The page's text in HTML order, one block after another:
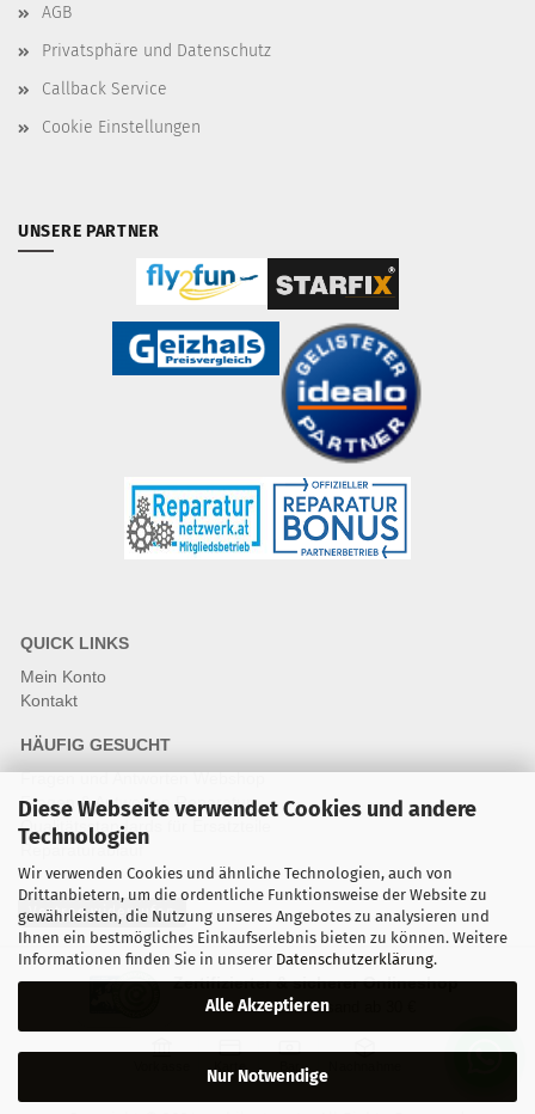
Diese Webseite verwendet Cookies und andere
Technologien
Wir verwenden Cookies und ähnliche Technologien, auch von
Drittanbietern, um die ordentliche Funktionsweise der Website zu
gewährleisten, die Nutzung unseres Angebotes zu analysieren und
Ihnen ein bestmögliches Einkaufserlebnis bieten zu können. Weitere
Informationen finden Sie in unserer Datenschutzerklärung.
Alle Akzeptieren
Nur Notwendige
AGB
Privatsphäre und Datenschutz
Callback Service
Cookie Einstellungen
UNSERE PARTNER
QUICK LINKS
Mein Konto
Kontakt
HÄUFIG GESUCHT
Fragen und Antworten Webshop
Fragen & Antworten Reparatur
Qualitätsstandards für Ersatzteile
Reparaturablauf
Vertrag widerrufen
Zertifizierter & sicherer Onlineshop
Kostenloser Versand ab 30 €
Karte